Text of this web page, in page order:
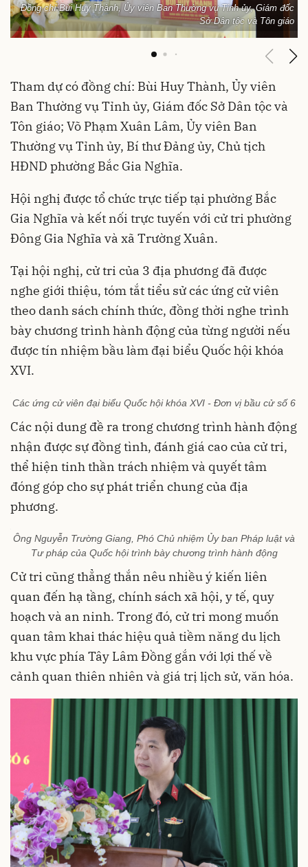
Đồng chí Bùi Huy Thành, Ủy viên Ban Thường vụ Tỉnh ủy, Giám đốc
Sở Dân tộc và Tôn giáo
Tham dự có đồng chí: Bùi Huy Thành, Ủy viên
Ban Thường vụ Tỉnh ủy, Giám đốc Sở Dân tộc và
Tôn giáo; Võ Phạm Xuân Lâm, Ủy viên Ban
Thường vụ Tỉnh ủy, Bí thư Đảng ủy, Chủ tịch
HĐND phường Bắc Gia Nghĩa.
Hội nghị được tổ chức trực tiếp tại phường Bắc
Gia Nghĩa và kết nối trực tuyến với cử tri phường
Đông Gia Nghĩa và xã Trường Xuân.
Tại hội nghị, cử tri của 3 địa phương đã được
nghe giới thiệu, tóm tắt tiểu sử các ứng cử viên
theo danh sách chính thức, đồng thời nghe trình
bày chương trình hành động của từng người nếu
được tín nhiệm bầu làm đại biểu Quốc hội khóa
XVI.
Các ứng cử viên đại biểu Quốc hội khóa XVI - Đơn vị bầu cử số 6
Các nội dung đề ra trong chương trình hành động
nhận được sự đồng tình, đánh giá cao của cử tri,
thể hiện tinh thần trách nhiệm và quyết tâm
đóng góp cho sự phát triển chung của địa
phương.
Ông Nguyễn Trường Giang, Phó Chủ nhiệm Ủy ban Pháp luật và
Tư pháp của Quốc hội trình bày chương trình hành động
Cử tri cũng thẳng thắn nêu nhiều ý kiến liên
quan đến hạ tầng, chính sách xã hội, y tế, quy
hoạch và an ninh. Trong đó, cử tri mong muốn
quan tâm khai thác hiệu quả tiềm năng du lịch
khu vực phía Tây Lâm Đồng gắn với lợi thế về
cảnh quan thiên nhiên và giá trị lịch sử, văn hóa.